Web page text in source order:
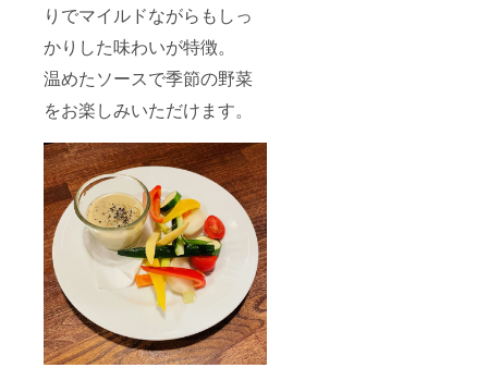
りでマイルドながらもしっ
かりした味わいが特徴。
温めたソースで季節の野菜
をお楽しみいただけます。